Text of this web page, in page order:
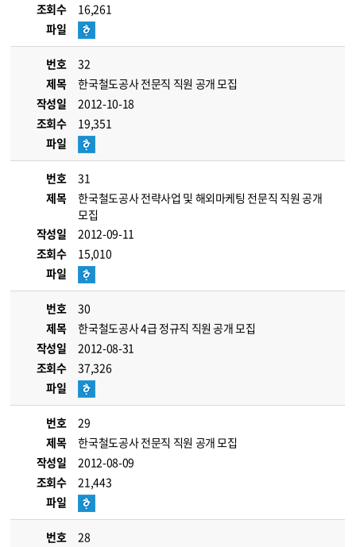
조회수
16,261
파일
번호
32
제목
한국철도공사 전문직 직원 공개 모집
작성일
2012-10-18
조회수
19,351
파일
번호
31
제목
한국철도공사 전략사업 및 해외마케팅 전문직 직원 공개
모집
작성일
2012-09-11
조회수
15,010
파일
번호
30
제목
한국철도공사 4급 정규직 직원 공개 모집
작성일
2012-08-31
조회수
37,326
파일
번호
29
제목
한국철도공사 전문직 직원 공개 모집
작성일
2012-08-09
조회수
21,443
파일
번호
28